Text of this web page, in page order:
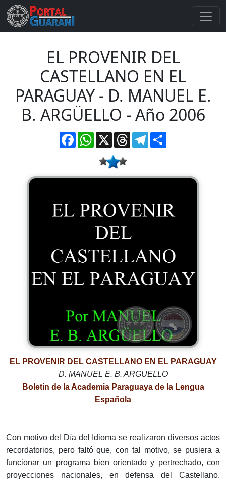
EL PROVENIR DEL
CASTELLANO EN EL
PARAGUAY - D. MANUEL E.
B. ARGÜELLO - Año 2006
FacebookWhatsApp
X ThreadsTelegram
EL PROVENIR DEL CASTELLANO EN EL PARAGUAY
D. MANUEL E. B. ARGÜELLO
Boletín de la Academia Paraguaya de la Lengua
Española
Con motivo del Día del Idioma se realizaron diversos actos
recordatorios, pero faltó que, con tal motivo, se pusiera a
funcionar un programa bien orientado y pertrechado, con
proyecciones nacionales, en defensa del Castellano.